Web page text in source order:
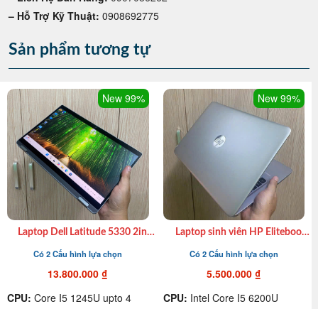
– Hỗ Trợ Kỹ Thuật: 0908692775
Sản phẩm tương tự
New 99%
Laptop Dell Latitude 5330 2in1
SSD 512GB, 13.3″ FHD giá rẻ
quận 4
Có 2 Cấu hình lựa chọn
13.800.000₫
CPU: Core I5 1245U upto 4
New 99%
Laptop sinh viên HP Elitebook
SSD| 14″ FHD giá rẻ quận 4
Có 2 Cấu hình lựa chọn
5.500.000 ₫
CPU: Intel Core I5 6200U